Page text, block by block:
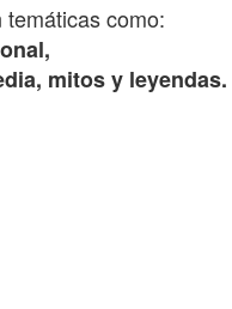
como:
mitos y leyendas.